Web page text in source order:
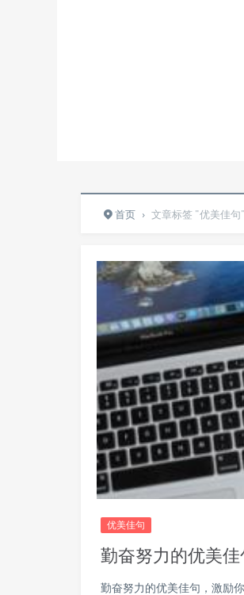
首页 › 文章标签 "优美佳句"
优美佳句
勤奋努力的优美
勤奋努力的优美佳句，激励